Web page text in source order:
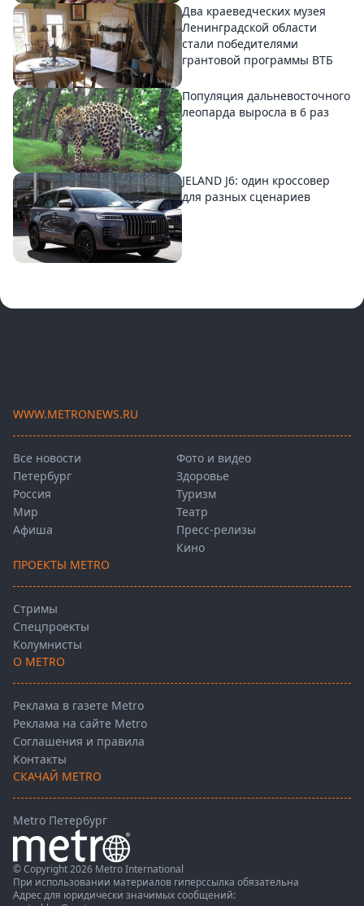
Два краеведческих музея
Ленинградской области
стали победителями
грантовой программы ВТБ
Популяция дальневосточного
леопарда выросла в 6 раз
JELAND J6: один кроссовер
для разных сценариев
WWW.METRONEWS.RU
Все новости
Петербург
Россия
Мир
Афиша
Фото и видео
Здоровье
Туризм
Театр
Пресс-релизы
Кино
ПРОЕКТЫ METRO
Стримы
Спецпроекты
Колумнисты
О METRO
Реклама в газете Metro
Реклама на сайте Metro
Соглашения и правила
Контакты
СКАЧАЙ METRO
Metro Петербург
© Copyright 2026 Metro International
При использовании материалов гиперссылка обязательна
Адрес для юридически значимых сообщений: